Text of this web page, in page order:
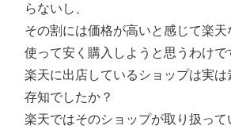
らないし、
その割には価格が高いと感じて楽
使って安く購入しようと思うわけで
楽天に出店しているショップは実
存知でしたか？
楽天ではそのショップが取り扱って